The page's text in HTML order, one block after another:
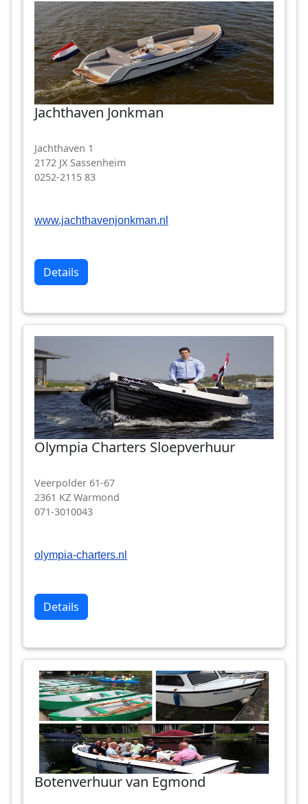
Jachthaven Jonkman
Jachthaven 1
2172 JX Sassenheim
0252-2115 83
www.jachthavenjonkman.nl
Details
Olympia Charters Sloepverhuur
Veerpolder 61-67
2361 KZ Warmond
071-3010043
olympia-charters.nl
Details
Botenverhuur van Egmond